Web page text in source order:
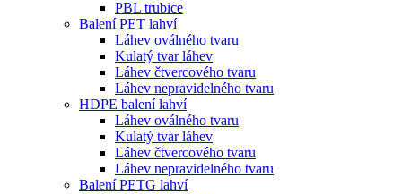
PBL trubice
Balení PET lahví
Láhev oválného tvaru
Kulatý tvar láhev
Láhev čtvercového tvaru
Láhev nepravidelného tvaru
HDPE balení lahví
Láhev oválného tvaru
Kulatý tvar láhev
Láhev čtvercového tvaru
Láhev nepravidelného tvaru
Balení PETG lahví